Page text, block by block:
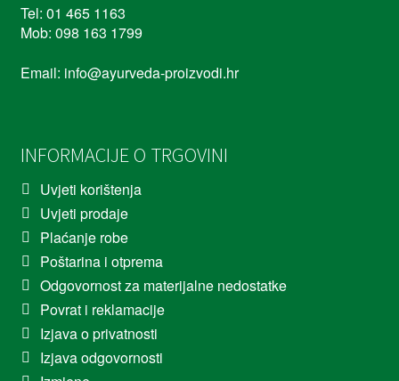
Tel: 01 465 1163
Mob: 098 163 1799
Email: info@ayurveda-proizvodi.hr
INFORMACIJE O TRGOVINI
Uvjeti korištenja
Uvjeti prodaje
Plaćanje robe
Poštarina i otprema
Odgovornost za materijalne nedostatke
Povrat i reklamacije
Izjava o privatnosti
Izjava odgovornosti